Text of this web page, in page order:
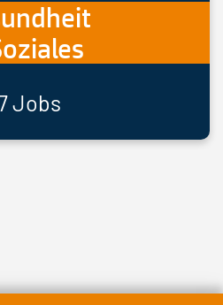
Jobs